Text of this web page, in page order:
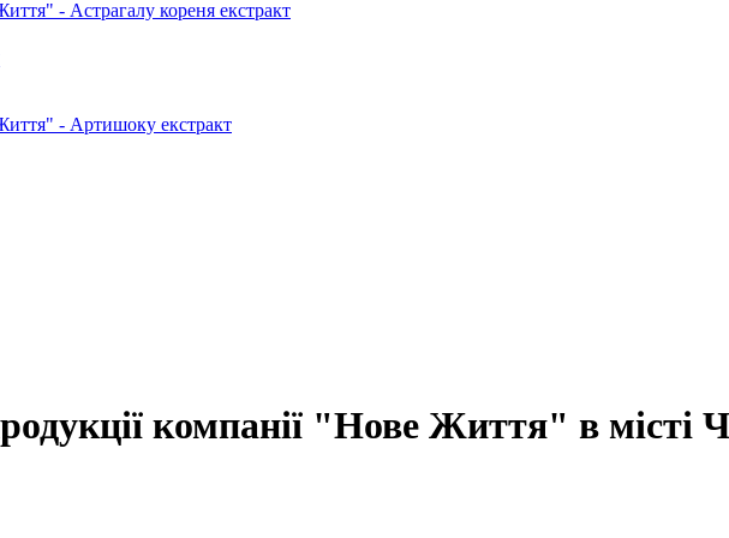
компанії "Нове Життя" в місті